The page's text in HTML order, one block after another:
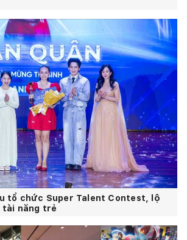
tổ chức Super Talent Contest, lộ
tài năng trẻ